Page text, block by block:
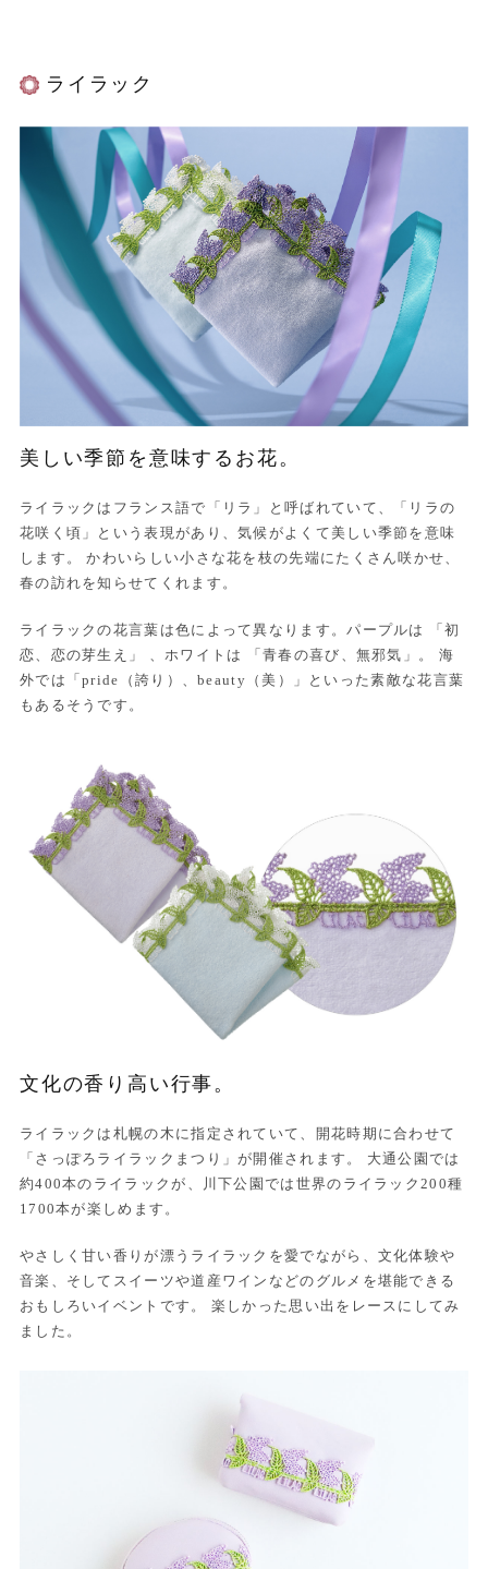
ライラック
美しい季節を意味するお花。
ライラックはフランス語で「リラ」と呼ばれていて、「リラの
花咲く頃」という表現があり、気候がよくて美しい季節を意味
します。 かわいらしい小さな花を枝の先端にたくさん咲かせ、
春の訪れを知らせてくれます。
ライラックの花言葉は色によって異なります。パープルは 「初
恋、恋の芽生え」 、ホワイトは 「青春の喜び、無邪気」。 海
外では「pride（誇り）、beauty（美）」といった素敵な花言葉
もあるそうです。
文化の香り高い行事。
ライラックは札幌の木に指定されていて、開花時期に合わせて
「さっぽろライラックまつり」が開催されます。 大通公園では
約400本のライラックが、川下公園では世界のライラック200種
1700本が楽しめます。
やさしく甘い香りが漂うライラックを愛でながら、文化体験や
音楽、そしてスイーツや道産ワインなどのグルメを堪能できる
おもしろいイベントです。 楽しかった思い出をレースにしてみ
ました。